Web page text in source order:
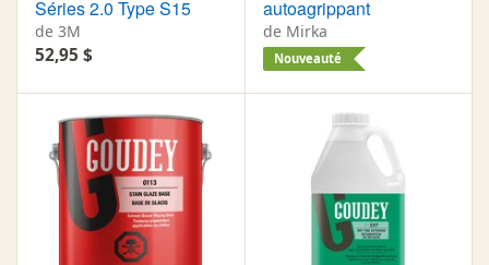
Séries 2.0 Type S15
de 3M
52,95 $
autoagrippant
de Mirka
Nouveauté